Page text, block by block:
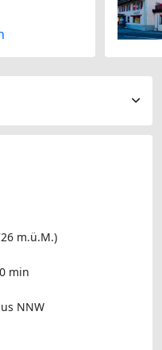
m.ü.M.)
min
NNW